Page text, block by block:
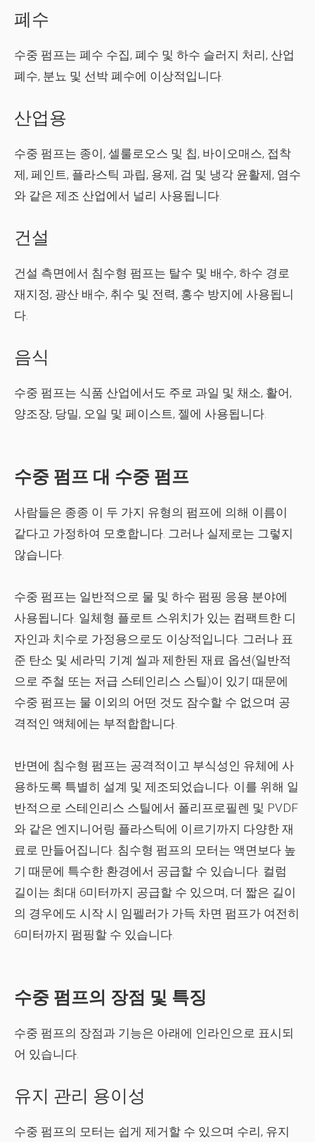
폐수
수중 펌프는 폐수 수집, 폐수 및 하수 슬러지 처리, 산업
폐수, 분뇨 및 선박 폐수에 이상적입니다.
산업용
수중 펌프는 종이, 셀룰로오스 및 칩, 바이오매스, 접착
제, 페인트, 플라스틱 과립, 용제, 검 및 냉각 윤활제, 염수
와 같은 제조 산업에서 널리 사용됩니다.
건설
건설 측면에서 침수형 펌프는 탈수 및 배수, 하수 경로
재지정, 광산 배수, 취수 및 전력, 홍수 방지에 사용됩니
다.
음식
수중 펌프는 식품 산업에서도 주로 과일 및 채소, 활어,
양조장, 당밀, 오일 및 페이스트, 젤에 사용됩니다.
수중 펌프 대 수중 펌프
사람들은 종종 이 두 가지 유형의 펌프에 의해 이름이
같다고 가정하여 모호합니다. 그러나 실제로는 그렇지
않습니다.
수중 펌프는 일반적으로 물 및 하수 펌핑 응용 분야에
사용됩니다. 일체형 플로트 스위치가 있는 컴팩트한 디
자인과 치수로 가정용으로도 이상적입니다. 그러나 표
준 탄소 및 세라믹 기계 씰과 제한된 재료 옵션(일반적
으로 주철 또는 저급 스테인리스 스틸)이 있기 때문에
수중 펌프는 물 이외의 어떤 것도 잠수할 수 없으며 공
격적인 액체에는 부적합합니다.
반면에 침수형 펌프는 공격적이고 부식성인 유체에 사
용하도록 특별히 설계 및 제조되었습니다. 이를 위해 일
반적으로 스테인리스 스틸에서 폴리프로필렌 및 ​​PVDF
와 같은 엔지니어링 플라스틱에 이르기까지 다양한 재
료로 만들어집니다. 침수형 펌프의 모터는 액면보다 높
기 때문에 특수한 환경에서 공급할 수 있습니다. 컬럼
길이는 최대 6미터까지 공급할 수 있으며, 더 짧은 길이
의 경우에도 시작 시 임펠러가 가득 차면 펌프가 여전히
6미터까지 펌핑할 수 있습니다.
수중 펌프의 장점 및 특징
수중 펌프의 장점과 기능은 아래에 인라인으로 표시되
어 있습니다.
유지 관리 용이성
수중 펌프의 모터는 쉽게 제거할 수 있으며 수리, 유지